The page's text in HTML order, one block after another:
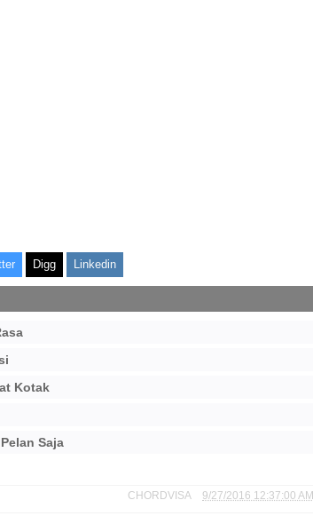
Digg Linkedin
Kotak
Saja
CHORDVISA 9/27/2016 12:37:00 AM